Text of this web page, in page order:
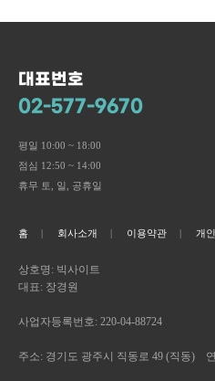
대표번호
02-577-9670
평일 10:00 ~ 18:00
점심 12:50 ~ 14:00
휴무 토, 일, 공휴일
홈 회사소개 이용약관 개
상호명: 빅사이트
대표: 장경원
사업자등록번호: 220-04-88724
주소: 경기도 광주시 직동로 49 (직동)